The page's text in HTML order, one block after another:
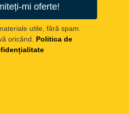
mi oferte!
utile, fără spam.
oricând.
Politica de